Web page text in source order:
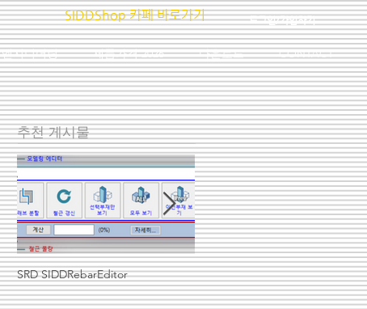
엔지니어링 제품가격 2026 다운로드 CONTACT
SIDDShop 카페 바로가기 로그인/가입하기
추천 게시물
SRD SIDDRebarEditor SRD 기둥 배근 모델링 따라하기